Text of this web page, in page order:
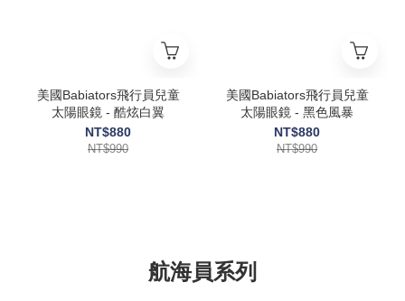
美國Babiators飛行員兒童
太陽眼鏡 - 酷炫白翼
NT$880
NT$990
美國Babiators飛行員兒童
太陽眼鏡 - 黑色風暴
NT$880
NT$990
航海員系列